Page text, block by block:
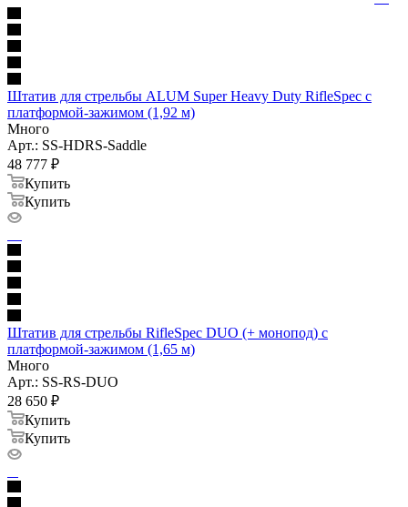
Штатив для стрельбы ALUM Super Heavy Duty RifleSpec с
платформой-зажимом (1,92 м)
Много
Арт.: SS-HDRS-Saddle
48 777 ₽
Купить
Купить
Штатив для стрельбы RifleSpec DUO (+ монопод) c
платформой-зажимом (1,65 м)
Много
Арт.: SS-RS-DUO
28 650 ₽
Купить
Купить